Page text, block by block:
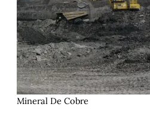
Mineral De Cobre